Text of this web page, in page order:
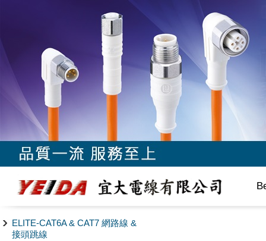
ELITE-CAT6A & CAT7 網路線 &
接頭跳線